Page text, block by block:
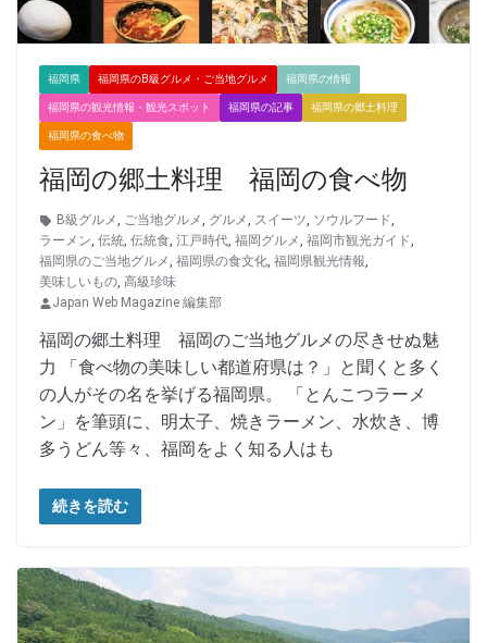
福岡県 福岡県のB級グルメ・ご当地グルメ 福岡県の情報
福岡県の観光情報・観光スポット 福岡県の記事 福岡県の郷土料理
福岡県の食べ物
福岡の郷土料理 福岡の食べ物
B級グルメ, ご当地グルメ, グルメ, スイーツ, ソウルフード,
ラーメン, 伝統, 伝統食, 江戸時代, 福岡グルメ, 福岡市観光ガイド,
福岡県のご当地グルメ, 福岡県の食文化, 福岡県観光情報,
美味しいもの, 高級珍味
Japan Web Magazine 編集部
福岡の郷土料理 福岡のご当地グルメの尽きせぬ魅
力 「食べ物の美味しい都道府県は？」と聞くと多く
の人がその名を挙げる福岡県。 「とんこつラーメ
ン」を筆頭に、明太子、焼きラーメン、水炊き、博
多うどん等々、福岡をよく知る人はも
続きを読む